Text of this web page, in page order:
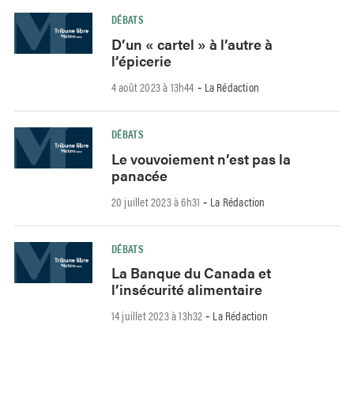
DÉBATS
D’un « cartel » à l’autre à
l’épicerie
4 août 2023 à 13h44 - La Rédaction
DÉBATS
Le vouvoiement n’est pas la
panacée
20 juillet 2023 à 6h31 - La Rédaction
DÉBATS
La Banque du Canada et
l’insécurité alimentaire
14 juillet 2023 à 13h32 - La Rédaction